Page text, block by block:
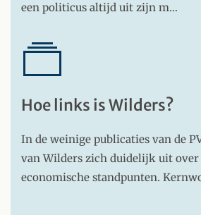
een politicus altijd uit zijn m…
Hoe links is Wilders?
In de weinige publicaties van de
van Wilders zich duidelijk uit over
economische standpunten.